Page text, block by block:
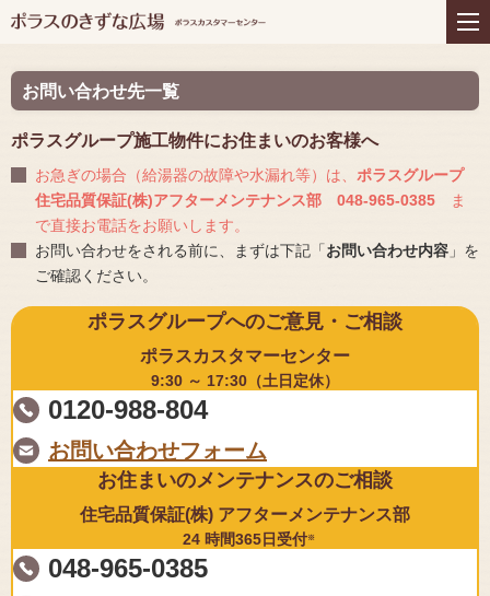
住まいの商品
ト
プレゼント＆コミュニテ
ィ
お知らせ イベント お問い合わせ
お問い合わせ先一覧
ポラスグループ施工物件にお住まいのお客様へ
お急ぎの場合（給湯器の故障や水漏れ等）は、 ポラスグループ
住宅品質保証(株)アフターメンテナンス部 048-965-0385 ま
で直接お電話をお願いします。
お問い合わせをされる前に、まずは下記「お問い合わせ内容 」を
ご確認ください。
ポラスグループへのご意見・ご相談
ポラスカスタマーセンター
9:30 ～ 17:30（土日定休）
0120-988-804
お問い合わせフォーム
お住まいのメンテナンスのご相談
住宅品質保証(株) アフターメンテナンス部
24 時間365日受付※
048-965-0385